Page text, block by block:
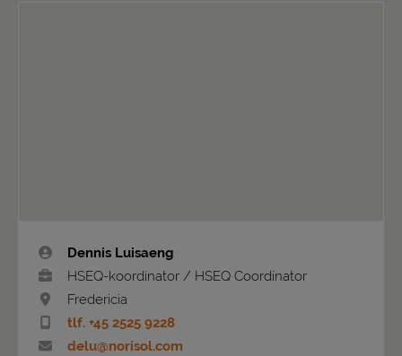
Dennis Luisaeng
HSEQ-koordinator / HSEQ Coordinator
Fredericia
tlf. +45 2525 9228
delu@norisol.com